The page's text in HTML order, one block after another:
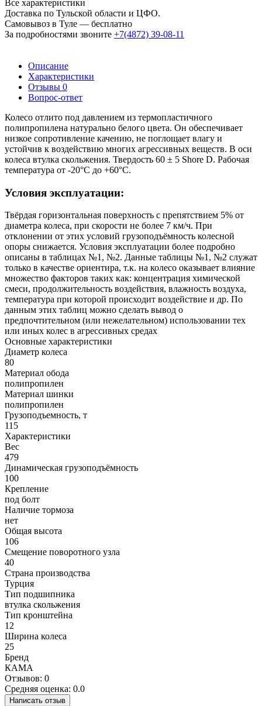
Все характеристики
Доставка по Тульской области и ЦФО.
Самовывоз в Туле — бесплатно
За подробностями звоните +7(4872) 39-08-11
Описание
Характеристики
Отзывы 0
Вопрос-ответ
Колесо отлито под давлением из термопластичного
полипропилена натурально белого цвета. Он обеспечивает
низкое сопротивление качению, не поглощает влагу и
устойчив к воздействию многих агрессивных веществ. В оси
колеса втулка скольжения. Твердость 60 ± 5 Shore D. Рабочая
температура от -20°С до +60°С.
Условия эксплуатации:
Твёрдая горизонтальная поверхность с препятствием 5% от
диаметра колеса, при скорости не более 7 км/ч. При
отклонении от этих условий грузоподъёмность колесной
опоры снижается. Условия эксплуатации более подробно
описаны в таблицах №1, №2. Данные таблицы №1, №2 служат
только в качестве ориентира, т.к. на колесо оказывает влияние
множество факторов таких как: концентрация химической
смеси, продолжительность воздействия, влажность воздуха,
температура при которой происходит воздействие и др. По
данным этих таблиц можно сделать вывод о
предпочтительном (или нежелательном) использовании тех
или иных колес в агрессивных средах
Основные характеристики
Диаметр колеса
80
Материал обода
полипропилен
Материал шинки
полипропилен
Грузоподъемность, т
115
Характеристики
Вес
479
Динамическая грузоподъёмность
100
Крепление
под болт
Наличие тормоза
нет
Общая высота
106
Смещение поворотного узла
40
Страна производства
Турция
Тип подшипника
втулка скольжения
Тип кронштейна
12
Ширина колеса
25
Бренд
КАМА
Отзывов: 0
Средняя оценка: 0.0
Написать отзыв